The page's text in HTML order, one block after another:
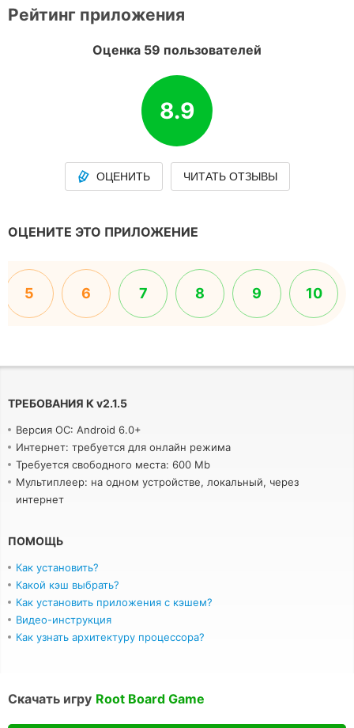
Рейтинг приложения
Оценка 59 пользователей
8.9
ОЦЕНИТЬ ЧИТАТЬ ОТЗЫВЫ
ОЦЕНИТЕ ЭТО ПРИЛОЖЕНИЕ
5 6 7 8 9 10
ТРЕБОВАНИЯ К v2.1.5
Версия ОС: Android 6.0+
Интернет: требуется для онлайн режима
Требуется свободного места: 600 Mb
Мультиплеер: на одном устройстве, локальный, через
интернет
ПОМОЩЬ
Как установить?
Какой кэш выбрать?
Как установить приложения с кэшем?
Видео-инструкция
Как узнать архитектуру процессора?
Скачать игру Root Board Game